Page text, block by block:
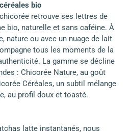
bio
retrouve ses lettres de
bio, naturelle et sans caféine. À
nature ou avec un nuage de lait
tous les moments de la
La gamme se décline
: Chicorée Nature, au goût
Céréales, un subtil mélange
au profil doux et toasté.
latte instantanés, nous